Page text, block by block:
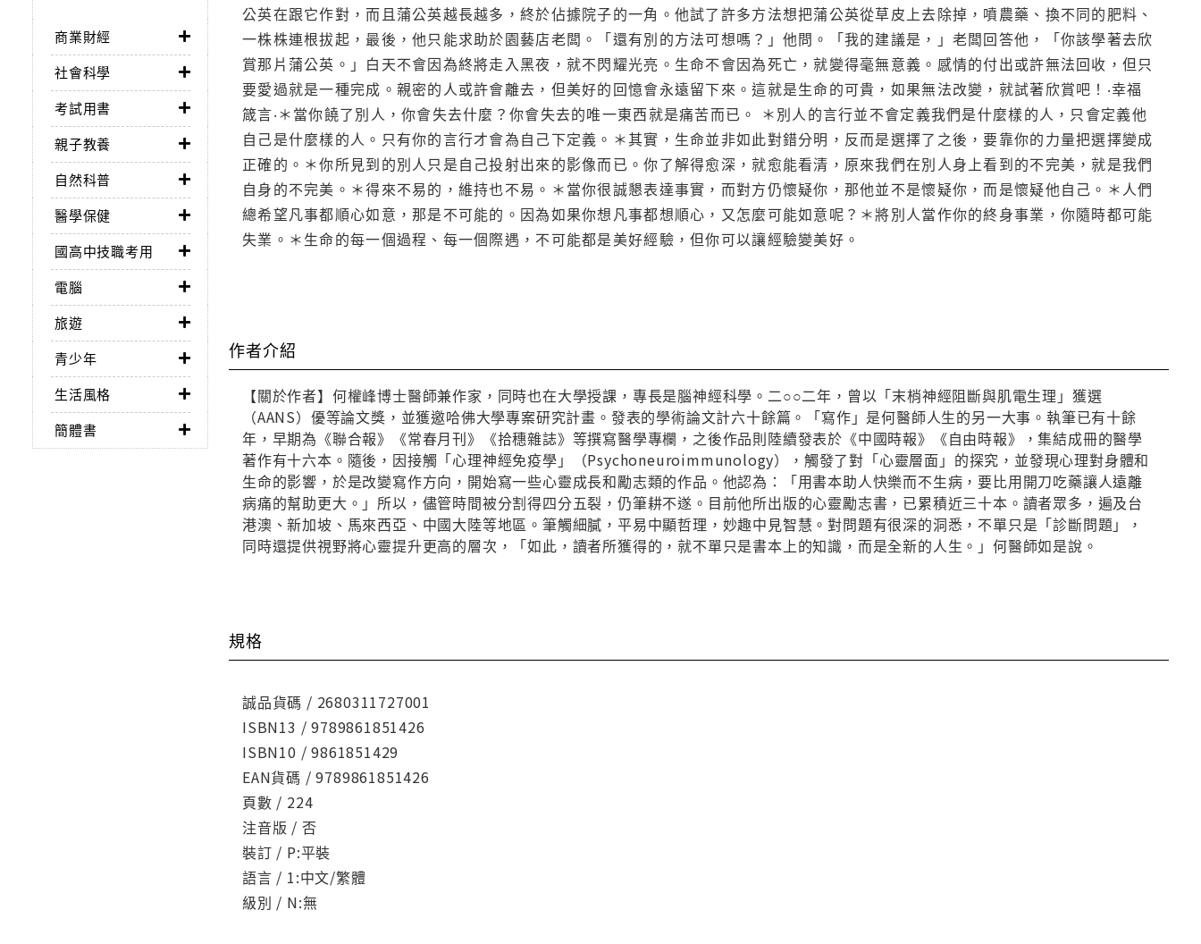
商業財經
社會科學
考試用書
親子教養
自然科普
醫學保健
國高中技職考用
電腦
旅遊
青少年
生活風格
簡體書
公英在跟它作對，而且蒲公英越長越多，終於佔據院子的一角。他試了許多方法想把蒲公英從草皮上去除掉，噴農藥、換不同的肥料、
一株株連根拔起，最後，他只能求助於園藝店老闆。「還有別的方法可想嗎？」他問。「我的建議是，」老闆回答他，「你該學著去欣
賞那片蒲公英。」白天不會因為終將走入黑夜，就不閃耀光亮。生命不會因為死亡，就變得毫無意義。感情的付出或許無法回收，但只
要愛過就是一種完成。親密的人或許會離去，但美好的回憶會永遠留下來。這就是生命的可貴，如果無法改變，就試著欣賞吧！‧幸福
箴言‧＊當你饒了別人，你會失去什麼？你會失去的唯一東西就是痛苦而已。 ＊別人的言行並不會定義我們是什麼樣的人，只會定義他
自己是什麼樣的人。只有你的言行才會為自己下定義。＊其實，生命並非如此對錯分明，反而是選擇了之後，要靠你的力量把選擇變成
正確的。＊你所見到的別人只是自己投射出來的影像而已。你了解得愈深，就愈能看清，原來我們在別人身上看到的不完美，就是我們
自身的不完美。＊得來不易的，維持也不易。＊當你很誠懇表達事實，而對方仍懷疑你，那他並不是懷疑你，而是懷疑他自己。＊人們
總希望凡事都順心如意，那是不可能的。因為如果你想凡事都想順心，又怎麼可能如意呢？＊將別人當作你的終身事業，你隨時都可能
失業。＊生命的每一個過程、每一個際遇，不可能都是美好經驗，但你可以讓經驗變美好。
作者介紹
【關於作者】何權峰博士醫師兼作家，同時也在大學授課，專長是腦神經科學。二○○二年，曾以「末梢神經阻斷與肌電生理」獲選
（AANS）優等論文獎，並獲邀哈佛大學專案研究計畫。發表的學術論文計六十餘篇。「寫作」是何醫師人生的另一大事。執筆已有十餘
年，早期為《聯合報》《常春月刊》《拾穗雜誌》等撰寫醫學專欄，之後作品則陸續發表於《中國時報》《自由時報》，集結成冊的醫學
著作有十六本。隨後，因接觸「心理神經免疫學」（Psychoneuroimmunology），觸發了對「心靈層面」的探究，並發現心理對身體和
生命的影響，於是改變寫作方向，開始寫一些心靈成長和勵志類的作品。他認為：「用書本助人快樂而不生病，要比用開刀吃藥讓人遠離
病痛的幫助更大。」所以，儘管時間被分割得四分五裂，仍筆耕不遂。目前他所出版的心靈勵志書，已累積近三十本。讀者眾多，遍及台
港澳、新加坡、馬來西亞、中國大陸等地區。筆觸細膩，平易中顯哲理，妙趣中見智慧。對問題有很深的洞悉，不單只是「診斷問題」，
同時還提供視野將心靈提升更高的層次，「如此，讀者所獲得的，就不單只是書本上的知識，而是全新的人生。」何醫師如是說。
規格
誠品貨碼 / 2680311727001
ISBN13 / 9789861851426
ISBN10 / 9861851429
EAN貨碼 / 9789861851426
頁數 / 224
注音版 / 否
裝訂 / P:平裝
語言 / 1:中文/繁體
級別 / N:無